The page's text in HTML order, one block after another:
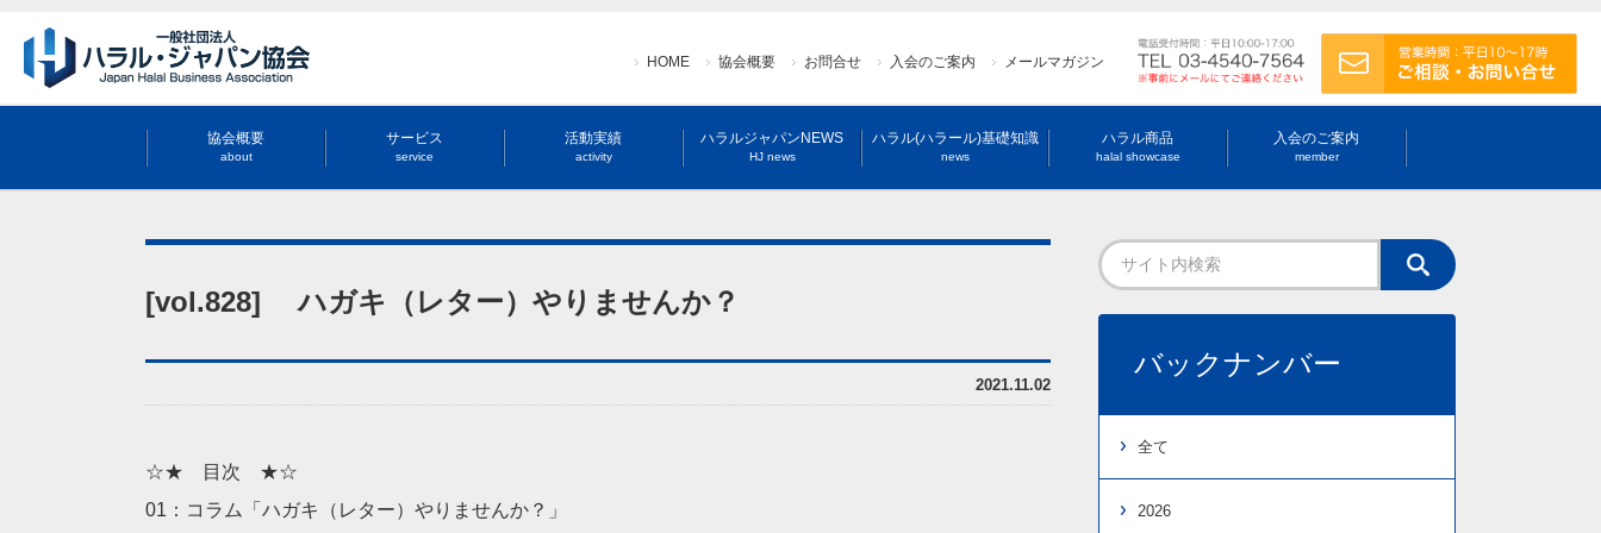
HOME 協会概要 お問合せ 入会のご案内 メールマガジン
協会概要
about
サービス
service
活動実績
activity
ハラルジャパンNEWS
HJ news
ハラル(ハラール)基礎知識
news
ハラル商品
halal showcase
入会のご案内
member
[vol.828] ハガキ（レター）やりませんか？
2021.11.02
☆★ 目次 ★☆
01：コラム「ハガキ（レター）やりませんか？」
バックナンバー
全て
2026